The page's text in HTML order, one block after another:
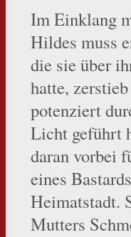
Im Einklang
Hildes muss
die sie über
hatte,
potenziert
Licht geführt
daran vorbei
eines
Heimatstadt.
Mutters